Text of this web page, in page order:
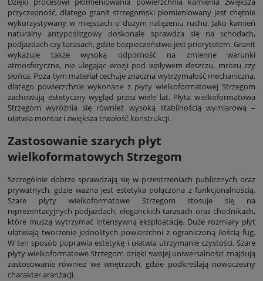
przyczepność, dlatego granit strzegomski płomieniowany jest chętnie
wykorzystywany w miejscach o dużym natężeniu ruchu. Jako kamień
naturalny antypoślizgowy doskonale sprawdza się na schodach,
podjazdach czy tarasach, gdzie bezpieczeństwo jest priorytetem. Granit
wykazuje także wysoką odporność na zmienne warunki
atmosferyczne, nie ulegając erozji pod wpływem deszczu, mrozu czy
słońca. Poza tym materiał cechuje znaczna wytrzymałość mechaniczna,
dlatego powierzchnie wykonane z płyty wielkoformatowej Strzegom
zachowują estetyczny wygląd przez wiele lat. Płyta wielkoformatowa
Strzegom wyróżnia się również wysoką stabilnością wymiarową –
ułatwia montaż i zwiększa trwałość konstrukcji.
Zastosowanie szarych płyt
wielkoformatowych Strzegom
Szczególnie dobrze sprawdzają się w przestrzeniach publicznych oraz
prywatnych, gdzie ważna jest estetyka połączona z funkcjonalnością.
Szare płyty wielkoformatowe Strzegom stosuje się na
reprezentacyjnych podjazdach, eleganckich tarasach oraz chodnikach,
które muszą wytrzymać intensywną eksploatację. Duże rozmiary płyt
ułatwiają tworzenie jednolitych powierzchni z ograniczoną ilością fug.
W ten sposób poprawia estetykę i ułatwia utrzymanie czystości. Szare
płyty wielkoformatowe Strzegom dzięki swojej uniwersalności znajdują
zastosowanie również we wnętrzach, gdzie podkreślają nowoczesny
charakter aranżacji.